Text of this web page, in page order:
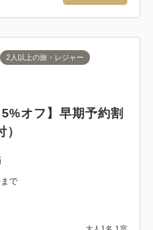
2人以上の旅・レジャー
5%オフ】早期予約割
で